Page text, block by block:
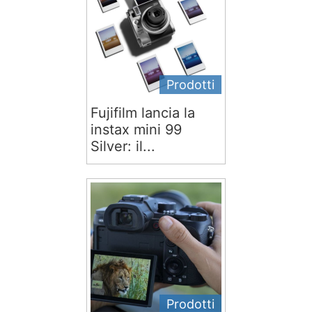
Prodotti
Fujifilm lancia la
instax mini 99
Silver: il...
Prodotti